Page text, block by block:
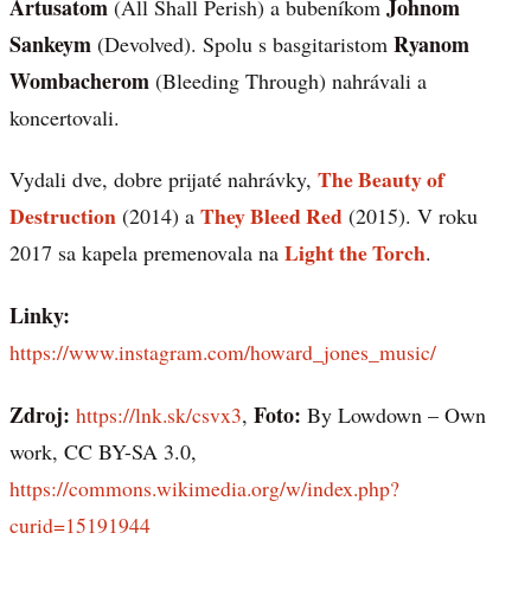
Artusatom (All Shall Perish) a bubeníkom Johnom
Sankeym (Devolved). Spolu s basgitaristom Ryanom
Wombacherom (Bleeding Through) nahrávali a
koncertovali.
Vydali dve, dobre prijaté nahrávky, The Beauty of
Destruction (2014) a They Bleed Red (2015). V roku
2017 sa kapela premenovala na Light the Torch.
Linky:
https://www.instagram.com/howard_jones_music/
Zdroj: https://lnk.sk/csvx3, Foto: By Lowdown – Own
work, CC BY-SA 3.0,
https://commons.wikimedia.org/w/index.php?
curid=15191944